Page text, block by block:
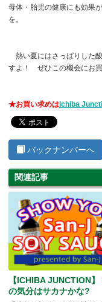
母体・胎児の健康にも効果
を。
熱い夏にはさっぱりした
すよ！ ぜひこの機会にお買
★お買い求めはIchiba
バックナンバーへ
関連記事
【ICHIBA JUNCTION】
の気分はサカナかな?